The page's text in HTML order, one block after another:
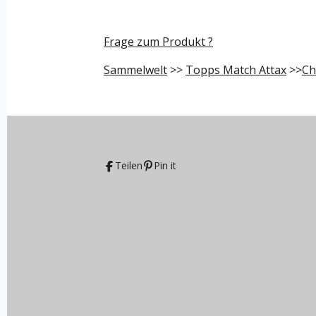
Frage zum Produkt ?
Sammelwelt >> Topps Match Attax >>
Teilen Pin it